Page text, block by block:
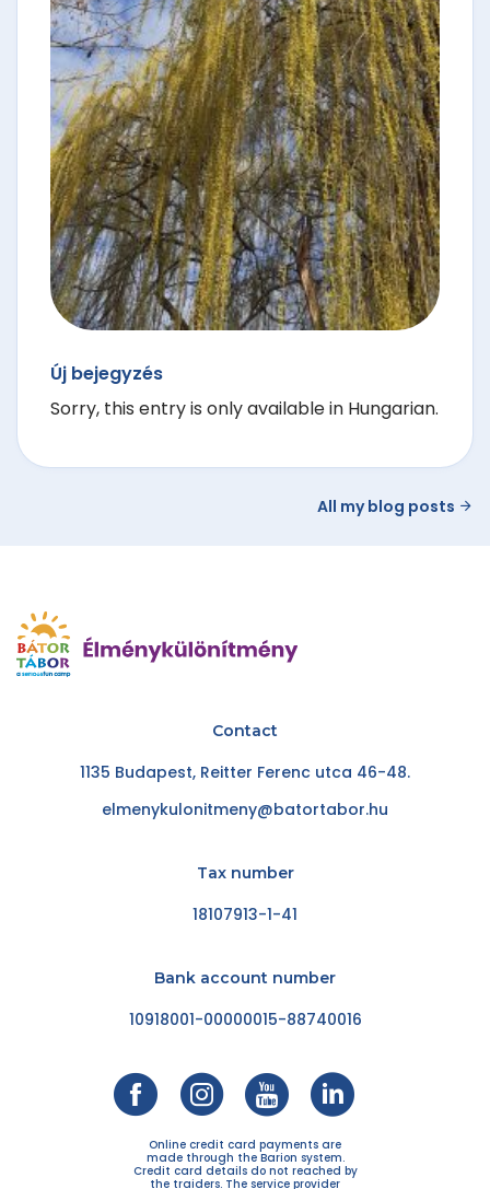
Új bejegyzés
Sorry, this entry is only available in Hungarian.
All my blog posts
Contact
1135 Budapest, Reitter Ferenc utca 46-48.
elmenykulonitmeny@batortabor.hu
Tax number
18107913-1-41
Bank account number
10918001-00000015-88740016
Online credit card payments are
made through the Barion system.
Credit card details do not reached by
the traiders. The service provider